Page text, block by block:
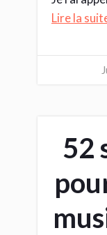
Lire la
52